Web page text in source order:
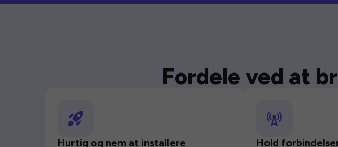
Fordele ved at
Hurtig og nem at installere
Hold